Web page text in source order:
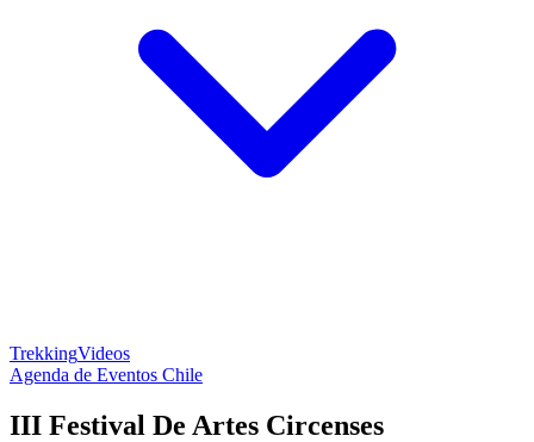
TrekkingVideos
Agenda de Eventos Chile
III Festival De Artes Circenses